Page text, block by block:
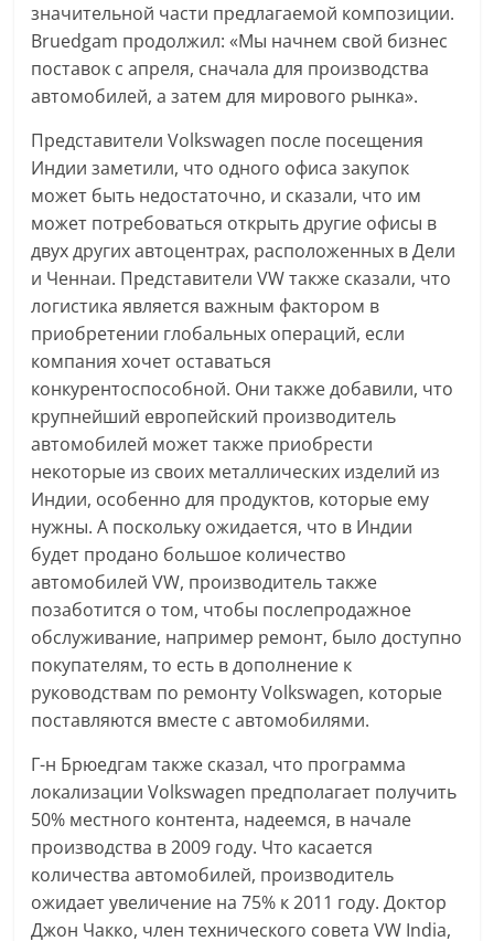
значительной части предлагаемой композиции.
Bruedgam продолжил: «Мы начнем свой бизнес
поставок с апреля, сначала для производства
автомобилей, а затем для мирового рынка».
Представители Volkswagen после посещения
Индии заметили, что одного офиса закупок
может быть недостаточно, и сказали, что им
может потребоваться открыть другие офисы в
двух других автоцентрах, расположенных в Дели
и Ченнаи. Представители VW также сказали, что
логистика является важным фактором в
приобретении глобальных операций, если
компания хочет оставаться
конкурентоспособной. Они также добавили, что
крупнейший европейский производитель
автомобилей может также приобрести
некоторые из своих металлических изделий из
Индии, особенно для продуктов, которые ему
нужны. А поскольку ожидается, что в Индии
будет продано большое количество
автомобилей VW, производитель также
позаботится о том, чтобы послепродажное
обслуживание, например ремонт, было доступно
покупателям, то есть в дополнение к
руководствам по ремонту Volkswagen, которые
поставляются вместе с автомобилями.
Г-н Брюедгам также сказал, что программа
локализации Volkswagen предполагает получить
50% местного контента, надеемся, в начале
производства в 2009 году. Что касается
количества автомобилей, производитель
ожидает увеличение на 75% к 2011 году. Доктор
Джон Чакко, член технического совета VW India,